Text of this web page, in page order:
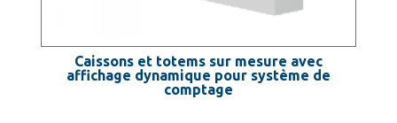
Caissons et totems sur mesure avec
affichage dynamique pour système de
comptage